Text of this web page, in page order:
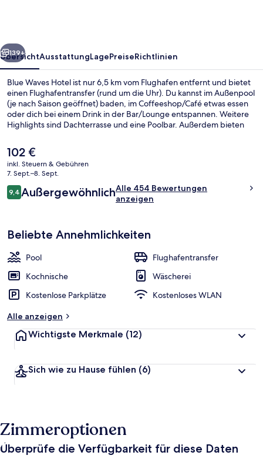
Weiter
139+
ÜbersichtAusstattungLagePreiseRichtlinien
Blue Waves Hotel ist nur 6,5 km vom Flughafen entfernt und bietet
einen Flughafentransfer (rund um die Uhr). Du kannst im Außenpool
(je nach Saison geöffnet) baden, im Coffeeshop/Café etwas essen
oder dich bei einem Drink in der Bar/Lounge entspannen. Weitere
Highlights sind Dachterrasse und eine Poolbar. Außerdem bieten
Hausschuhe sowie Pillowtop-Matratzen und hochwertige
Bettwaren. Anderen Reisenden gefallen das hilfsbereite Personal
und die Lage in Strandnähe sehr gut.
Der
aktuelle
Preis
102 €.
102 €
inkl. Steuern & Gebühren
7. Sept.–8. Sept.
Bewertungen
9,49,4 von 10.
AußergewöhnlichAlle 454 Bewertungen
anzeigen
Beliebte Annehmlichkeiten
Pool
Flughafentransfer
Kochnische
Wäscherei
Kostenlose Parkplätze
Kostenloses WLAN
Alle anzeigen
Wichtigste Merkmale (12)
Sich wie zu Hause fühlen (6)
Zimmeroptionen
Überprüfe die Verfügbarkeit für diese Daten